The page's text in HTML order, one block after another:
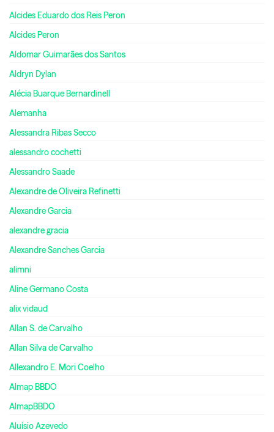
Alcides Eduardo dos Reis Peron
Alcides Peron
Aldomar Guimarães dos Santos
Aldryn Dylan
Alécia Buarque Bernardinell
Alemanha
Alessandra Ribas Secco
alessandro cochetti
Alessandro Saade
Alexandre de Oliveira Refinetti
Alexandre Garcia
alexandre gracia
Alexandre Sanches Garcia
alimni
Aline Germano Costa
alix vidaud
Allan S. de Carvalho
Allan Silva de Carvalho
Allexandro E. Mori Coelho
Almap BBDO
AlmapBBDO
Aluísio Azevedo